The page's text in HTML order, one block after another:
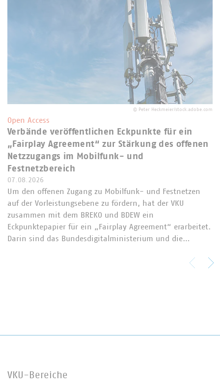
© Peter Heckmeier/stock.adobe.com
Open Access
Verbände veröffentlichen Eckpunkte für ein
„Fairplay Agreement“ zur Stärkung des offenen
Netzzugangs im Mobilfunk- und
Festnetzbereich
07.08.2026
Um den offenen Zugang zu Mobilfunk- und Festnetzen
auf der Vorleistungsebene zu fördern, hat der VKU
zusammen mit dem BREKO und BDEW ein
Eckpunktepapier für ein „Fairplay Agreement“ erarbeitet.
Darin sind das Bundesdigitalministerium und die…
VKU-Bereiche